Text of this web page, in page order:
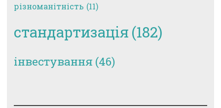
різноманітність (11)
стандартизація (182)
інвестування (46)